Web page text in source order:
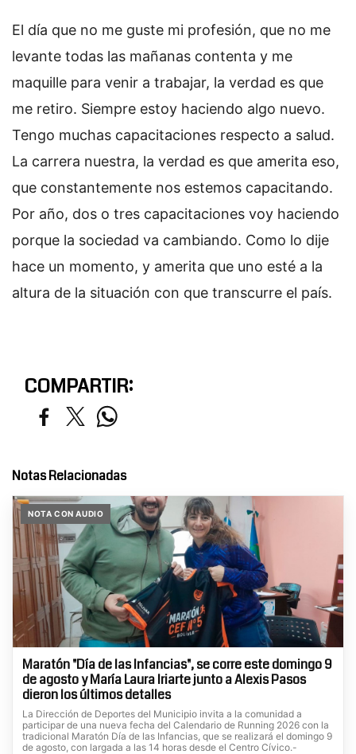
El día que no me guste mi profesión, que no me
levante todas las mañanas contenta y me
maquille para venir a trabajar, la verdad es que
me retiro. Siempre estoy haciendo algo nuevo.
Tengo muchas capacitaciones respecto a salud.
La carrera nuestra, la verdad es que amerita eso,
que constantemente nos estemos capacitando.
Por año, dos o tres capacitaciones voy haciendo
porque la sociedad va cambiando. Como lo dije
hace un momento, y amerita que uno esté a la
altura de la situación con que transcurre el país.
COMPARTIR:
Notas Relacionadas
NOTA CON AUDIO
Maratón "Día de las Infancias", se corre este domingo 9
de agosto y María Laura Iriarte junto a Alexis Pasos
dieron los últimos detalles
La Dirección de Deportes del Municipio invita a la comunidad a
participar de una nueva fecha del Calendario de Running 2026 con la
tradicional Maratón Día de las Infancias, que se realizará el domingo 9
de agosto, con largada a las 14 horas desde el Centro Cívico.-